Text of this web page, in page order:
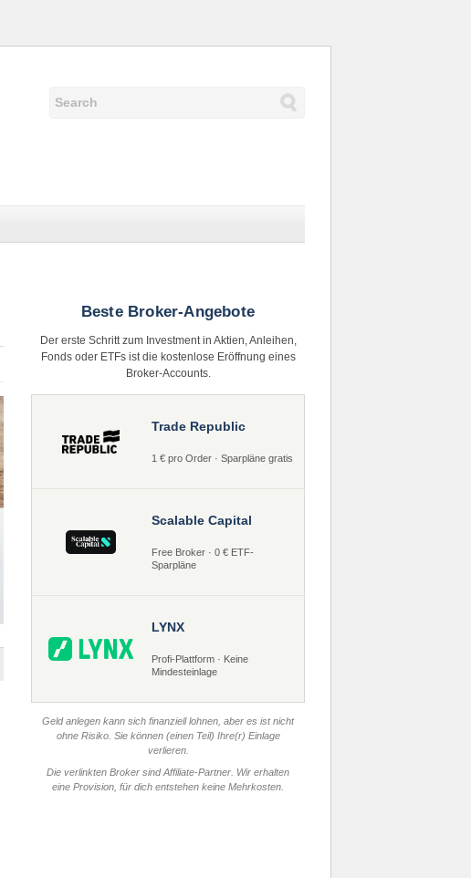
Beste Broker-Angebote
Der erste Schritt zum Investment in Aktien, Anleihen,
Fonds oder ETFs ist die kostenlose Eröffnung eines
Broker-Accounts.
Trade Republic
1 € pro Order · Sparpläne gratis
Scalable Capital
Free Broker · 0 € ETF-
Sparpläne
LYNX
Profi-Plattform · Keine
Mindesteinlage
Geld anlegen kann sich finanziell lohnen, aber es ist nicht
ohne Risiko. Sie können (einen Teil) Ihre(r) Einlage
verlieren.
Die verlinkten Broker sind Affiliate-Partner. Wir erhalten
eine Provision, für dich entstehen keine Mehrkosten.